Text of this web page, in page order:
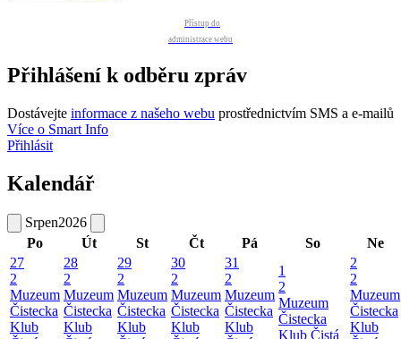
Přístup do
administrace webu
Přihlášení k odběru zpráv
Dostávejte informace z našeho webu prostřednictvím SMS a e-mailů
Více o Smart Info
Přihlásit
Kalendář
Srpen2026
Po
Út St Čt Pá So
Ne
27
2
Muzeum
Čistecka
Klub
28
2
Muzeum
Čistecka
Klub
29
2
Muzeum
Čistecka
Klub
30
2
Muzeum
Čistecka
Klub
31
2
Muzeum
Čistecka
Klub
1
2
Muzeum
Čistecka
Klub Čistá
2
2
Muzeum
Čistecka
Klub